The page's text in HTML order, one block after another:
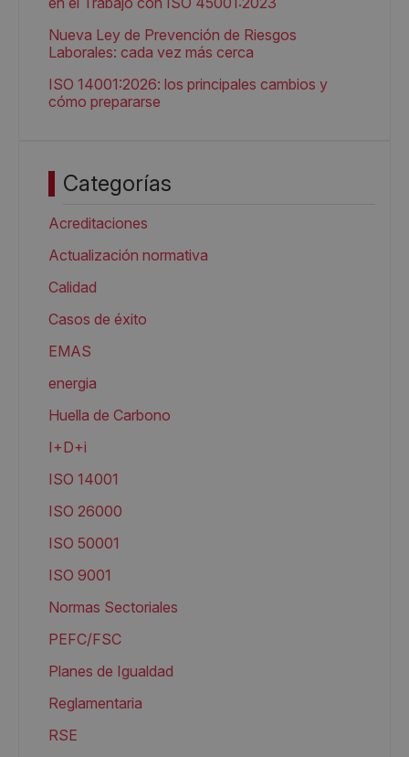
Nueva Ley de Prevención de Riesgos
Laborales: cada vez más cerca
ISO 14001:2026: los principales cambios y
cómo prepararse
Categorías
Acreditaciones
Actualización normativa
Calidad
Casos de éxito
EMAS
energia
Huella de Carbono
I+D+i
ISO 14001
ISO 26000
ISO 50001
ISO 9001
Normas Sectoriales
PEFC/FSC
Planes de Igualdad
Reglamentaria
RSE